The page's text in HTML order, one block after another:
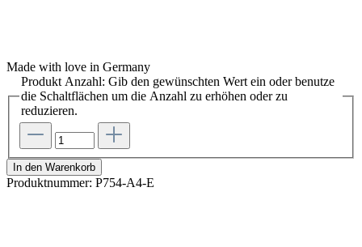
Made with love in Germany
Produkt Anzahl: Gib den gewünschten Wert ein oder benutze
die Schaltflächen um die Anzahl zu erhöhen oder zu
reduzieren.
In den Warenkorb
Produktnummer: P754-A4-E